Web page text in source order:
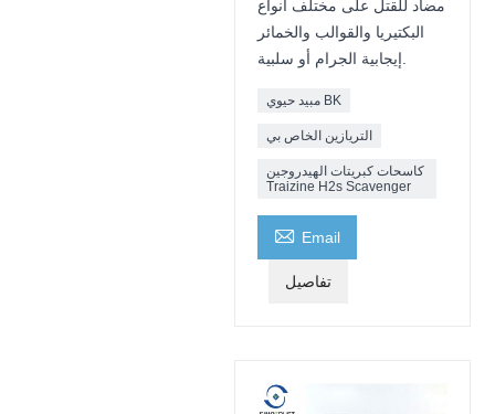
مضاد للقتل على مختلف أنواع
البكتيريا والقوالب والخمائر
مبيد حيوي BK
التريازين الخاص بي
كاسحات كبريتات الهيدروجين
Traizine H2s Scavenger
 Email
تفاصيل